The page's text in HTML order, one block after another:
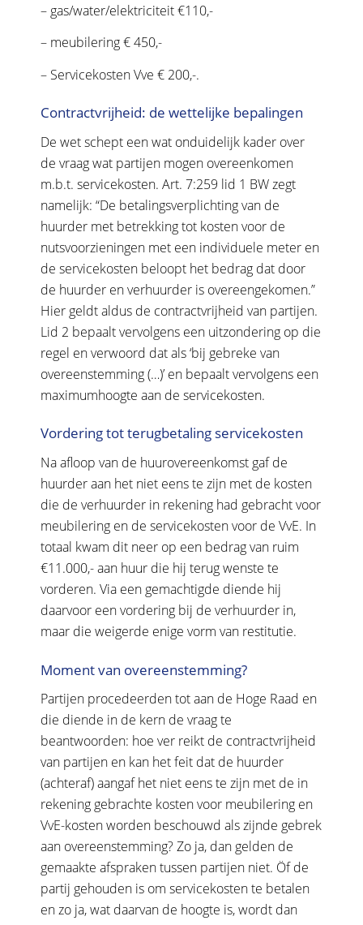
– gas/water/elektriciteit €110,-
– meubilering € 450,-
– Servicekosten Vve € 200,-.
Contractvrijheid: de wettelijke bepalingen
De wet schept een wat onduidelijk kader over
de vraag wat partijen mogen overeenkomen
m.b.t. servicekosten. Art. 7:259 lid 1 BW zegt
namelijk: “De betalingsverplichting van de
huurder met betrekking tot kosten voor de
nutsvoorzieningen met een individuele meter en
de servicekosten beloopt het bedrag dat door
de huurder en verhuurder is overeengekomen.”
Hier geldt aldus de contractvrijheid van partijen.
Lid 2 bepaalt vervolgens een uitzondering op die
regel en verwoord dat als ‘bij gebreke van
overeenstemming (…)’ en bepaalt vervolgens een
maximumhoogte aan de servicekosten.
Vordering tot terugbetaling servicekosten
Na afloop van de huurovereenkomst gaf de
huurder aan het niet eens te zijn met de kosten
die de verhuurder in rekening had gebracht voor
meubilering en de servicekosten voor de VvE. In
totaal kwam dit neer op een bedrag van ruim
€11.000,- aan huur die hij terug wenste te
vorderen. Via een gemachtigde diende hij
daarvoor een vordering bij de verhuurder in,
maar die weigerde enige vorm van restitutie.
Moment van overeenstemming?
Partijen procedeerden tot aan de Hoge Raad en
die diende in de kern de vraag te
beantwoorden: hoe ver reikt de contractvrijheid
van partijen en kan het feit dat de huurder
(achteraf) aangaf het niet eens te zijn met de in
rekening gebrachte kosten voor meubilering en
VvE-kosten worden beschouwd als zijnde gebrek
aan overeenstemming? Zo ja, dan gelden de
gemaakte afspraken tussen partijen niet. Öf de
partij gehouden is om servicekosten te betalen
en zo ja, wat daarvan de hoogte is, wordt dan